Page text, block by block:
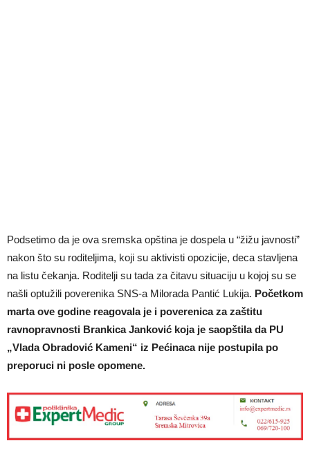
Podsetimo da je ova sremska opština je dospela u “žižu javnosti”
nakon što su roditeljima, koji su aktivisti opozicije, deca stavljena
na listu čekanja. Roditelji su tada za čitavu situaciju u kojoj su se
našli optužili poverenika SNS-a Milorada Pantić Lukija. Početkom
marta ove godine reagovala je i poverenica za zaštitu
ravnopravnosti Brankica Janković koja je saopštila da PU
„Vlada Obradović Kameni“ iz Pećinaca nije postupila po
preporuci ni posle opomene.